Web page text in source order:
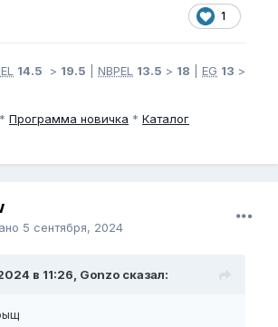
1
14.5 > 19.5 NBPEL 13.5 > 18 EG 13 >
* Программа новичка * Каталог
5 сентября, 2024
в 11:26, Gonzo сказал: